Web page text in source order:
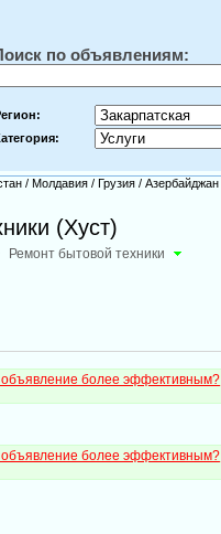
по объявлениям:
/ Молдавия / Грузия / Азербайджан
(Хуст)
Ремонт бытовой техники
объявление более эффективным?
объявление более эффективным?